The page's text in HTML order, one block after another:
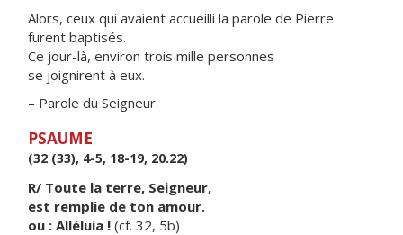
Alors, ceux qui avaient accueilli la parole de Pierre
furent baptisés.
Ce jour-là, environ trois mille personnes
se joignirent à eux.
– Parole du Seigneur.
PSAUME
(32 (33), 4-5, 18-19, 20.22)
R/ Toute la terre, Seigneur,
est remplie de ton amour.
ou : Alléluia ! (cf. 32, 5b)